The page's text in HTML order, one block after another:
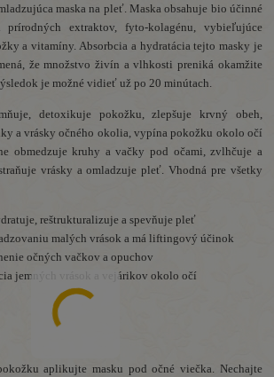
maska na pleť.Maska obsahuje bio účinné
prírodných extraktov, fyto-kolagénu, vybieľujúce
a vitamíny. Absorbcia a hydratácia tejto masky je
že množstvo živín a vlhkosti preniká okamžite
je možné vidieť už po 20 minútach.
detoxikuje pokožku, zlepšuje krvný obeh,
a vrásky očného okolia, vypína pokožku okolo očí
obmedzuje kruhy a vačky pod očami, zvlhčuje a
vrásky a omladzuje pleť.Vhodná pre všetky
reštrukturalizuje a spevňuje pleť
malých vrások a má liftingový účinok
očných vačkov a opuchov
jemných vrások a vejárikov okolo očí
aplikujte masku pod očné viečka. Nechajte